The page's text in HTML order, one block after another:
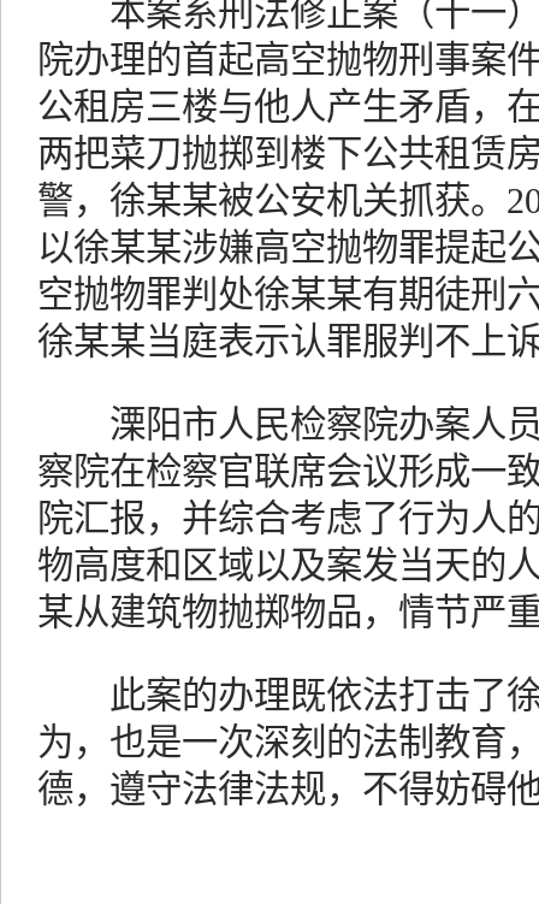
本案系刑法修正案（十一）
院办理的首起高空抛物刑事案
公租房三楼与他人产生矛盾，
两把菜刀抛掷到楼下公共租赁
警，徐某某被公安机关抓获。
以徐某某涉嫌高空抛物罪提起
空抛物罪判处徐某某有期徒刑
徐某某当庭表示认罪服判不上
溧阳市人民检察院办案人员
察院在检察官联席会议形成一
院汇报，并综合考虑了行为人
物高度和区域以及案发当天的
某从建筑物抛掷物品，情节严
此案的办理既依法打击了徐
为，也是一次深刻的法制教育
德，遵守法律法规，不得妨碍